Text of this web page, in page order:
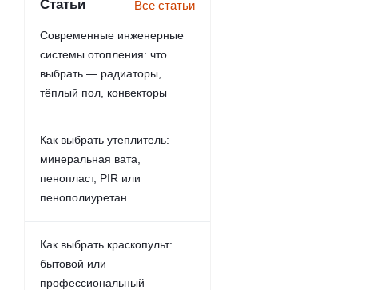
Статьи Все статьи
Современные инженерные
системы отопления: что
выбрать — радиаторы,
тёплый пол, конвекторы
Как выбрать утеплитель:
минеральная вата,
пенопласт, PIR или
пенополиуретан
Как выбрать краскопульт:
бытовой или
профессиональный